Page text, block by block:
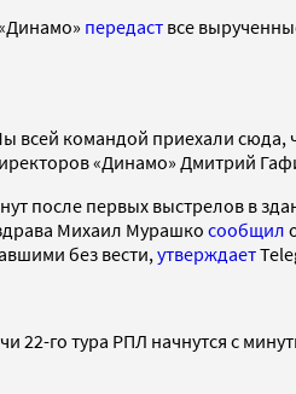
передаст все
всей командой приехали сюда,
«Динамо» Дмитрий
после первых выстрелов в
Михаил Мурашко сообщил
без вести, утверждает
22-го тура РПЛ начнутся с